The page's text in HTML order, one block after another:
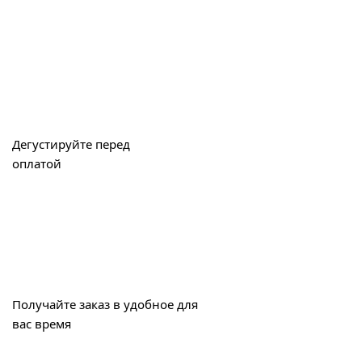
Дегустируйте перед
оплатой
Получайте заказ в удобное для
вас время